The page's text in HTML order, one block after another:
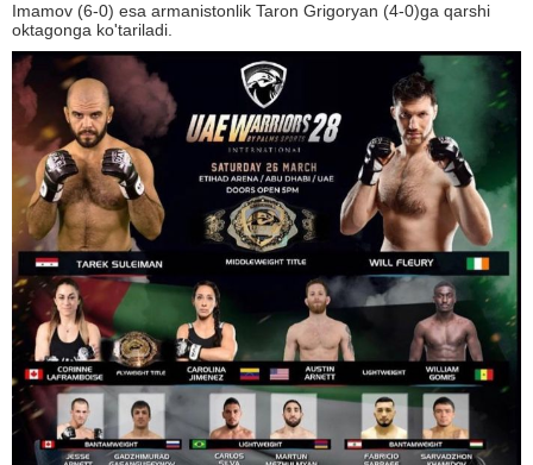
Imamov (6-0) esa armanistonlik Taron Grigoryan (4-0)ga qarshi
oktagonga ko'tariladi.